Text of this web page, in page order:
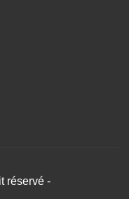
réservé -